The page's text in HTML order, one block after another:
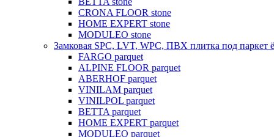
CRONA FLOOR stone
HOME EXPERT stone
MODULEO stone
Замковая SPC, LVT, WPC, ПВХ плитка под паркет
FARGO parquet
ALPINE FLOOR parquet
ABERHOF parquet
VINILAM parquet
VINILPOL parquet
BETTA parquet
HOME EXPERT parquet
MODULEO parquet